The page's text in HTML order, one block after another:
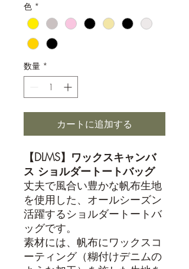
色 *
数量 *
カートに追加する
【DLMS】ワックスキャンバ
ス ショルダートートバッグ
丈夫で風合い豊かな帆布生地
を使用した、オールシーズン
活躍するショルダートートバ
ッグです。
素材には、帆布にワックスコ
ーティング（糊付けデニムの